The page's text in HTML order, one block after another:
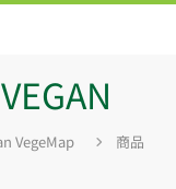
VegeMap
商品